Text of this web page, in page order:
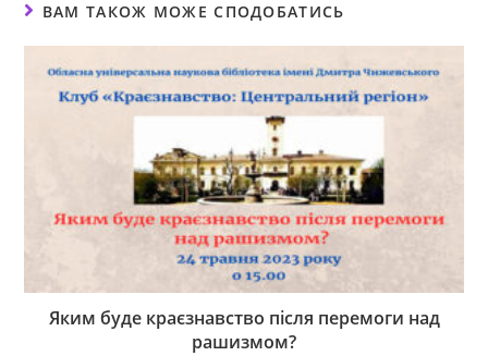
ВАМ ТАКОЖ МОЖЕ СПОДОБАТИСЬ
Яким буде краєзнавство після перемоги над
рашизмом?